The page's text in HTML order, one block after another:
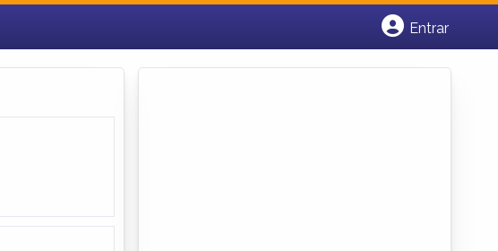
Entrar